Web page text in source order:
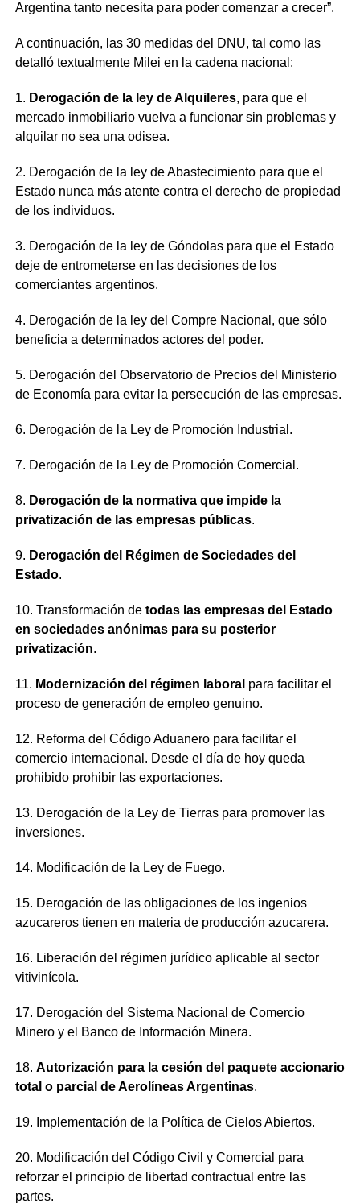
Argentina tanto necesita para poder comenzar a crecer”.
A continuación, las 30 medidas del DNU, tal como las
detalló textualmente Milei en la cadena nacional:
1. Derogación de la ley de Alquileres, para que el
mercado inmobiliario vuelva a funcionar sin problemas y
alquilar no sea una odisea.
2. Derogación de la ley de Abastecimiento para que el
Estado nunca más atente contra el derecho de propiedad
de los individuos.
3. Derogación de la ley de Góndolas para que el Estado
deje de entrometerse en las decisiones de los
comerciantes argentinos.
4. Derogación de la ley del Compre Nacional, que sólo
beneficia a determinados actores del poder.
5. Derogación del Observatorio de Precios del Ministerio
de Economía para evitar la persecución de las empresas.
6. Derogación de la Ley de Promoción Industrial.
7. Derogación de la Ley de Promoción Comercial.
8. Derogación de la normativa que impide la
privatización de las empresas públicas.
9. Derogación del Régimen de Sociedades del
Estado.
10. Transformación de todas las empresas del Estado
en sociedades anónimas para su posterior
privatización.
11. Modernización del régimen laboral para facilitar el
proceso de generación de empleo genuino.
12. Reforma del Código Aduanero para facilitar el
comercio internacional. Desde el día de hoy queda
prohibido prohibir las exportaciones.
13. Derogación de la Ley de Tierras para promover las
inversiones.
14. Modificación de la Ley de Fuego.
15. Derogación de las obligaciones de los ingenios
azucareros tienen en materia de producción azucarera.
16. Liberación del régimen jurídico aplicable al sector
vitivinícola.
17. Derogación del Sistema Nacional de Comercio
Minero y el Banco de Información Minera.
18. Autorización para la cesión del paquete accionario
total o parcial de Aerolíneas Argentinas.
19. Implementación de la Política de Cielos Abiertos.
20. Modificación del Código Civil y Comercial para
reforzar el principio de libertad contractual entre las
partes.